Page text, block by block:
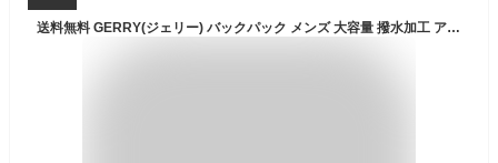
送料無料 GERRY(ジェリー) バックパック メンズ 大容量 撥水加工 アウトドア リュックサック デイパック レディース 男女兼用 リュック カバン A4 B4 ブランド 黒 バッグ 無地 収納力 多機能 普段使い 通学 レジャー キャンプ レジャーバッグ アウトドア ワークマン プラス